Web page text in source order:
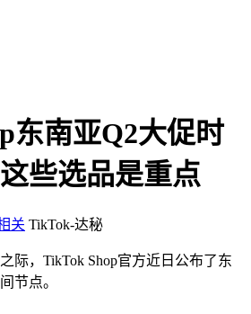
东南亚Q2大促时
些选品是重点
关 TikTok-达秘
际，TikTok Shop官方近日公布了东
节点。